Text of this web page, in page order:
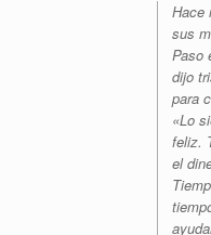
Hace
sus
Paso
dijo
para
«Lo
feliz.
el